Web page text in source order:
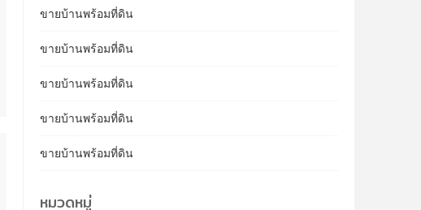
ขายบ้านพร้อมที่ดิน
ขายบ้านพร้อมที่ดิน
ขายบ้านพร้อมที่ดิน
ขายบ้านพร้อมที่ดิน
ขายบ้านพร้อมที่ดิน
หมวดหมู่